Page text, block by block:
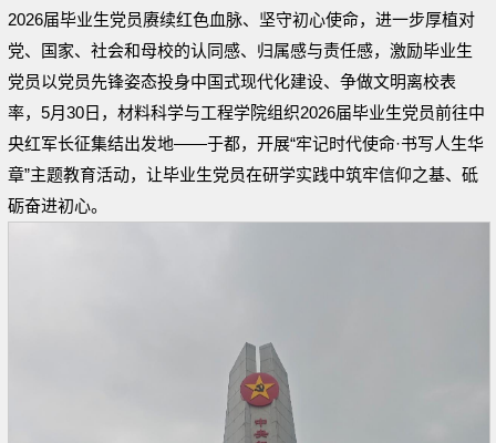
2026届毕业生党员赓续红色血脉、坚守初心使命，进一步厚植对
党、国家、社会和母校的认同感、归属感与责任感，激励毕业生
党员以党员先锋姿态投身中国式现代化建设、争做文明离校表
率，5月30日，材料科学与工程学院组织2026届毕业生党员前往中
央红军长征集结出发地——于都，开展“牢记时代使命·书写人生华
章”主题教育活动，让毕业生党员在研学实践中筑牢信仰之基、砥
砺奋进初心。